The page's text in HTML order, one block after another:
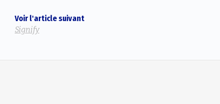
Voir l'article suivant
Signify